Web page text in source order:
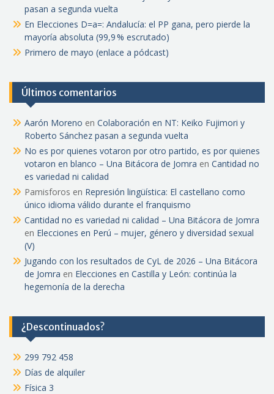
pasan a segunda vuelta
En Elecciones D=a=: Andalucía: el PP gana, pero pierde la
mayoría absoluta (99,9 % escrutado)
Primero de mayo (enlace a pódcast)
Últimos comentarios
Aarón Moreno en Colaboración en NT: Keiko Fujimori y
Roberto Sánchez pasan a segunda vuelta
No es por quienes votaron por otro partido, es por quienes
votaron en blanco – Una Bitácora de Jomra en Cantidad no
es variedad ni calidad
Pamisforos en Represión lingüística: El castellano como
único idioma válido durante el franquismo
Cantidad no es variedad ni calidad – Una Bitácora de Jomra
en Elecciones en Perú – mujer, género y diversidad sexual
(V)
Jugando con los resultados de CyL de 2026 – Una Bitácora
de Jomra en Elecciones en Castilla y León: continúa la
hegemonía de la derecha
¿Descontinuados?
299 792 458
Días de alquiler
Física 3